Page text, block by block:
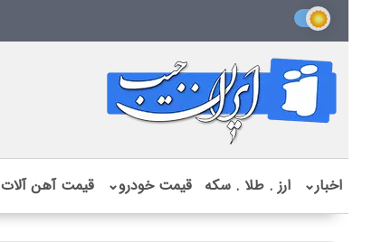
اخبار⌄ ارز . طلا . سکه قیمت خودرو⌄ قیمت آهن آلات